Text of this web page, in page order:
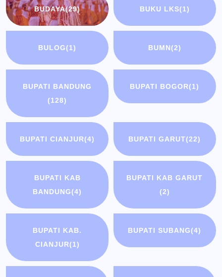
BUDAYA(29) BUKU LKS(1)
BULOG(1) BUMN(2)
BUPATI BANDUNG
(128)
BUPATI BOGOR(1)
BUPATI CIANJUR(4) BUPATI GARUT(22)
BUPATI KAB
BANDUNG(4)
BUPATI KAB GARUT
(2)
BUPATI KAB.
CIANJUR(1)
BUPATI SUBANG(4)